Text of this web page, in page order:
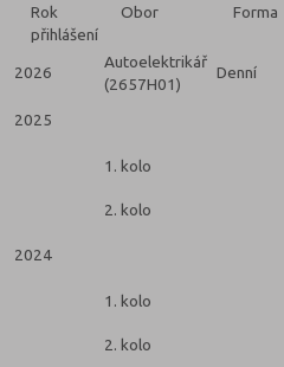
Rok
přihlášení
Obor Forma
2026
Autoelektrikář
(2657H01)
Denní
2025
1. kolo
2. kolo
2024
1. kolo
2. kolo